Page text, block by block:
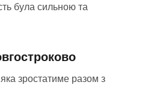
була сильною та
зростатиме разом з